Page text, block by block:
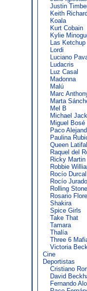
Justin
Keith
Koala
Kurt Cobain
Kylie
Las Ketchup
Lordi
Luciano
Ludacris
Luz Casal
Madonna
Malú
Marc
Marta
Mel B
Michael
Miguel Bosé
Paco
Paulina
Queen
Raquel del
Ricky Martin
Robbie
Rocío Durcal
Rocío Jurado
Rolling
Rosario
Shakira
Spice Girls
Take That
Tamara
Thalía
Three 6
Victoria
Cine
Deportistas
Cristiano
David
Fernando